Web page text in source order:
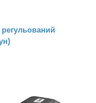
регульований